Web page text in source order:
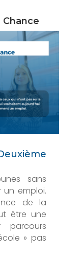
sans
emploi.
de la
être une
» pas